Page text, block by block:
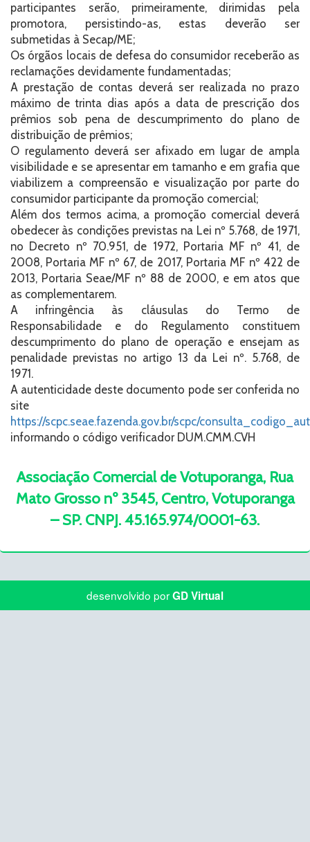
participantes serão, primeiramente, dirimidas pela
promotora, persistindo-as, estas deverão ser
submetidas à Secap/ME;
Os órgãos locais de defesa do consumidor receberão as
reclamações devidamente fundamentadas;
A prestação de contas deverá ser realizada no prazo
máximo de trinta dias após a data de prescrição dos
prêmios sob pena de descumprimento do plano de
distribuição de prêmios;
O regulamento deverá ser afixado em lugar de ampla
visibilidade e se apresentar em tamanho e em grafia que
viabilizem a compreensão e visualização por parte do
consumidor participante da promoção comercial;
Além dos termos acima, a promoção comercial deverá
obedecer às condições previstas na Lei nº 5.768, de 1971,
no Decreto nº 70.951, de 1972, Portaria MF nº 41, de
2008, Portaria MF nº 67, de 2017, Portaria MF nº 422 de
2013, Portaria Seae/MF nº 88 de 2000, e em atos que
as complementarem.
A infringência às cláusulas do Termo de
Responsabilidade e do Regulamento constituem
descumprimento do plano de operação e ensejam as
penalidade previstas no artigo 13 da Lei nº. 5.768, de
1971.
A autenticidade deste documento pode ser conferida no
site
https://scpc.seae.fazenda.gov.br/scpc/
informando o código verificador DUM.CMM.CVH
Associação Comercial de Votuporanga, Rua
Mato Grosso nº 3545, Centro, Votuporanga
– SP. CNPJ. 45.165.974/0001-63.
desenvolvido porGD Virtual